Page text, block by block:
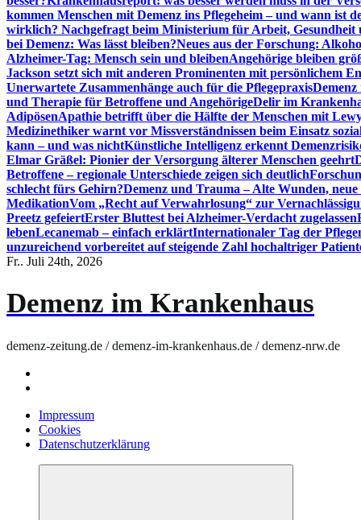
kommen Menschen mit Demenz ins Pflegeheim – und wann ist
wirklich? Nachgefragt beim Ministerium für Arbeit, Gesundheit
bei Demenz: Was lässt bleiben?Neues aus der Forschung:
Alzheimer-Tag: Mensch sein und bleibenAngehörige bleiben
Jackson setzt sich mit anderen Prominenten mit persönlichem
Unerwartete Zusammenhänge auch für die Pflegepraxis
und Therapie für Betroffene und AngehörigeDelir im
AdipösenApathie betrifft über die Hälfte der Menschen mit
Medizinethiker warnt vor Missverständnissen beim Einsatz
kann – und was nichtKünstliche Intelligenz erkennt
Elmar Gräßel: Pionier der Versorgung älterer Menschen geehrt
Betroffene – regionale Unterschiede zeigen sich deutlich
schlecht fürs Gehirn?Demenz und Trauma – Alte Wunden,
MedikationVom „Recht auf Verwahrlosung“ zur
Preetz gefeiertErster Bluttest bei Alzheimer-Verdacht zugelassen
lebenLecanemab – einfach erklärtInternationaler Tag der
unzureichend vorbereitet auf steigende Zahl hochaltriger
Fr.. Juli 24th, 2026
Demenz im Krankenhaus
demenz-zeitung.de / demenz-im-krankenhaus.de / demenz-nrw.de
Impressum
Cookies
Datenschutzerklärung